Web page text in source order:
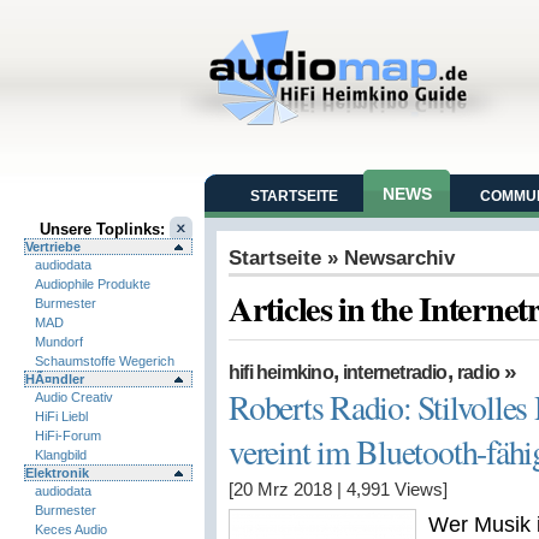
Unsere Toplinks:
Vertriebe
audiodata
Audiophile Produkte
Burmester
MAD
Mundorf
Schaumstoffe Wegerich
HÃ¤ndler
Audio Creativ
HiFi Liebl
HiFi-Forum
Klangbild
Elektronik
audiodata
Burmester
Keces Audio
STARTSEITE NEWS
Startseite » Newsarchiv
Articles in the
hifi heimkino, internetradio, radio»
Roberts Radio:
vereint im Bluetooth-
[20 Mrz 2018 4,991 Views]
Wer Musik